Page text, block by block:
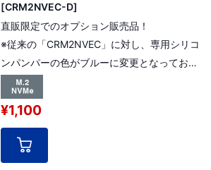
[CRM2NVEC-D]
直販限定でのオプション販売品！
※従来の「CRM2NVEC」に対し、専用シリコ
ンパンパーの色がブルーに変更となっており
ます。
CROSN2U32CPの付属品準拠。※本製品パッ
ケージの白箱（無地）でのご対応となってお
ります。
※本製品単体ではPCに接続はできません。
¥1,100